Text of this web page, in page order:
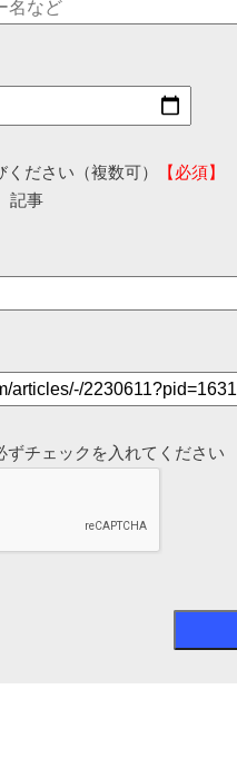
ださい（複数可）
【必須】
記事
ずチェックを入れてください